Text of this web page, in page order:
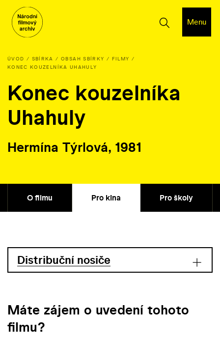
Menu
ÚVOD SBÍRKA OBSAH SBÍRKY
FILMY
KONEC KOUZELNÍKA UHAHULY
Konec kouzelníka
Uhahuly
Hermína Týrlová, 1981
O filmu Pro kina Pro školy
Distribuční nosiče
Máte zájem o uvedení tohoto
filmu?